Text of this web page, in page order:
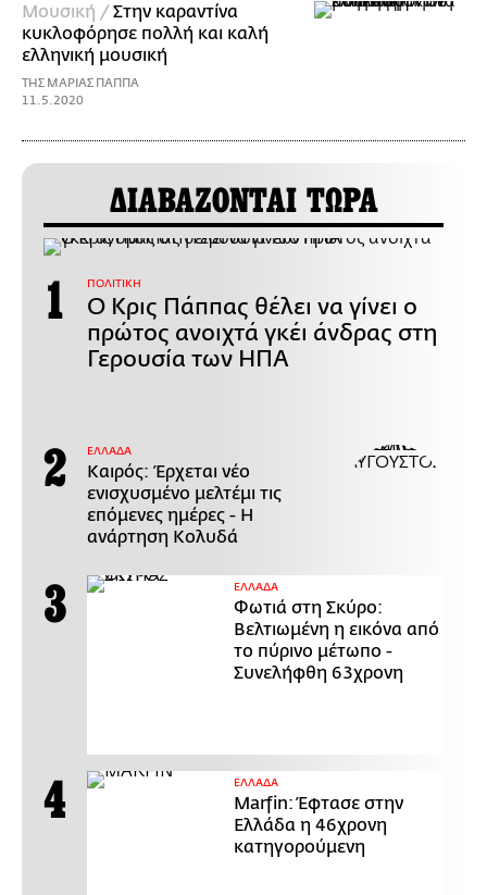
Μουσική /Στην καραντίνα
κυκλοφόρησε πολλή και καλή
ελληνική μουσική
ΤΗΣ ΜΑΡΙΑΣ ΠΑΠΠΑ
11.5.2020
ΔΙΑΒΑΖΟΝΤΑΙ ΤΩΡΑ
ΠΟΛΙΤΙΚΗ
Ο Κρις Πάππας θέλει να γίνει ο
πρώτος ανοιχτά γκέι άνδρας στη
Γερουσία των ΗΠΑ
ΕΛΛΑΔΑ
Καιρός: Έρχεται νέο
ενισχυσμένο μελτέμι τις
επόμενες ημέρες - Η
ανάρτηση Κολυδά
ΕΛΛΑΔΑ
Φωτιά στη Σκύρο:
Βελτιωμένη η εικόνα από
το πύρινο μέτωπο -
Συνελήφθη 63χρονη
ΕΛΛΑΔΑ
Marfin: Έφτασε στην
Ελλάδα η 46χρονη
κατηγορούμενη